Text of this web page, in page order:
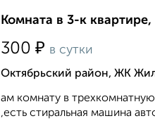
Комната в 3-к
300 ₽ в сутки
Октябрьский район, ЖК
ам комнату в
,есть стиральная машина